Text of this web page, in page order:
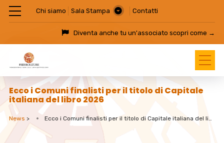
Chi siamo Sala Stampa Contatti
Diventa anche tu un'associatoscopri come →
Ecco i Comuni finalisti per il titolo di Capitale
italiana del libro 2026
News > Ecco i Comuni finalisti per il titolo di Capitale italiana del libro 2026